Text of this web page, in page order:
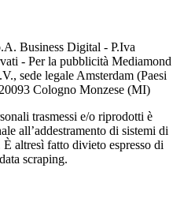
Business Digital - P.Iva
- Per la pubblicità Mediamond
sede legale Amsterdam (Paesi
Cologno Monzese (MI)
trasmessi e/o riprodotti è
all’addestramento di sistemi di
altresì fatto divieto espresso di
scraping.